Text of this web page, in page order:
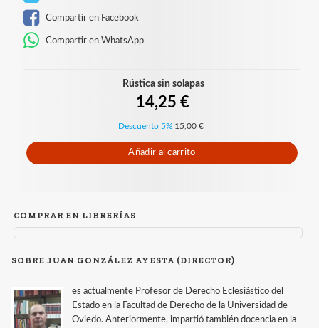
Compartir en Facebook
Compartir en WhatsApp
Rústica sin solapas
14,25 €
Descuento 5% 15,00 €
Añadir al carrito
COMPRAR EN LIBRERÍAS
SOBRE JUAN GONZÁLEZ AYESTA (DIRECTOR)
es actualmente Profesor de Derecho Eclesiástico del
Estado en la Facultad de Derecho de la Universidad de
Oviedo. Anteriormente, impartió también docencia en la